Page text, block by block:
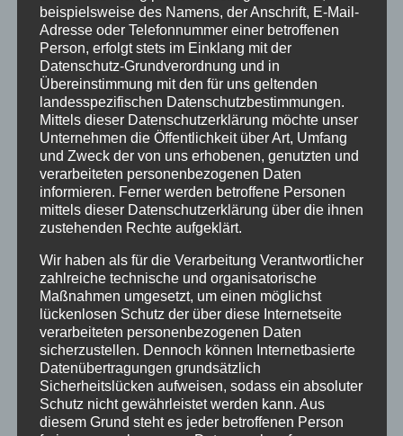
decodoria – Stehtischüberzug
Bewertet
mit5.00von
5
Details
zur Wunschliste
beveria – Bierbankstretchhusse
beispielsweise des Namens, der Anschrift, E-Mail-
Adresse oder Telefonnummer einer betroffenen
Person, erfolgt stets im Einklang mit der
Datenschutz-Grundverordnung und in
Übereinstimmung mit den für uns geltenden
landesspezifischen Datenschutzbestimmungen.
Mittels dieser Datenschutzerklärung möchte unser
Unternehmen die Öffentlichkeit über Art, Umfang
und Zweck der von uns erhobenen, genutzten und
verarbeiteten personenbezogenen Daten
informieren. Ferner werden betroffene Personen
mittels dieser Datenschutzerklärung über die ihnen
zustehenden Rechte aufgeklärt.
Wir haben als für die Verarbeitung Verantwortlicher
zahlreiche technische und organisatorische
Maßnahmen umgesetzt, um einen möglichst
lückenlosen Schutz der über diese Internetseite
verarbeiteten personenbezogenen Daten
sicherzustellen. Dennoch können Internetbasierte
Datenübertragungen grundsätzlich
Sicherheitslücken aufweisen, sodass ein absoluter
Schutz nicht gewährleistet werden kann. Aus
diesem Grund steht es jeder betroffenen Person